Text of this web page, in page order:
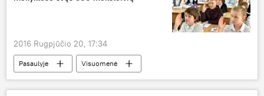
2016 Rugpjūčio 20, 17:34
Pasaulyje
Visuomenė
Švietimas Lietuvoje